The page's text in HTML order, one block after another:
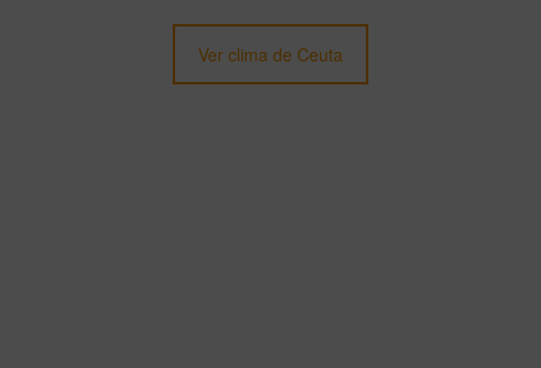
Ver clima de Ceuta